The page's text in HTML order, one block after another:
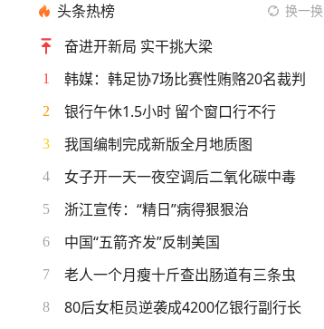
头条热榜 换一换
奋进开新局 实干挑大梁
1 韩媒：韩足协7场比赛性贿赂20名裁判
2 银行午休1.5小时 留个窗口行不行
3 我国编制完成新版全月地质图
4 女子开一天一夜空调后二氧化碳中毒
5 浙江宣传：“精日”病得狠狠治
6 中国“五箭齐发”反制美国
7 老人一个月瘦十斤查出肠道有三条虫
8 80后女柜员逆袭成4200亿银行副行长